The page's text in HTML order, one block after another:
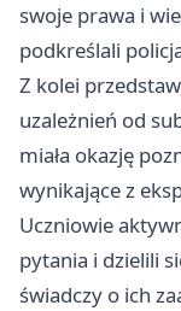
swoje prawa i
podkreślali
Z kolei
uzależnień od
miała okazję
wynikające z
Uczniowie
pytania i dzielili
świadczy o ich